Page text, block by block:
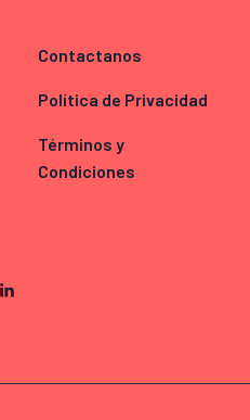
Contactanos
Política de Privacidad
Términos y
Condiciones